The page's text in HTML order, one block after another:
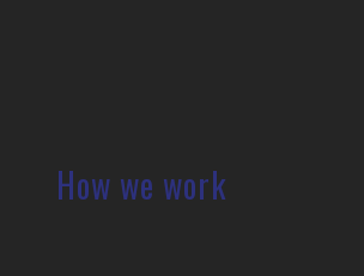
How we work